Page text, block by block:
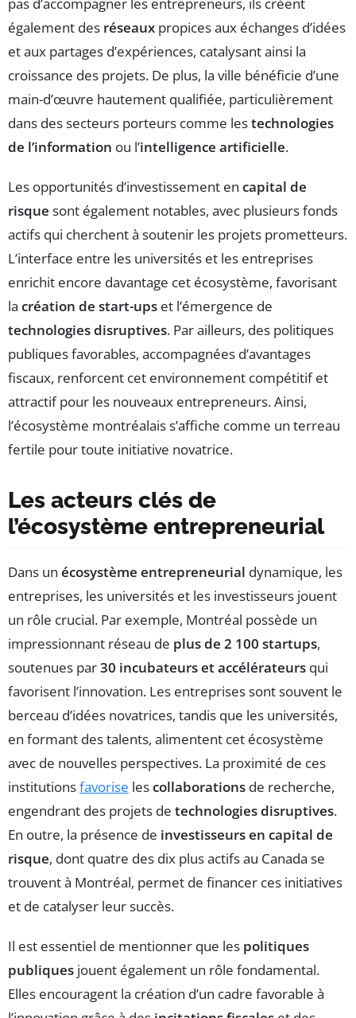
pas d’accompagner les entrepreneurs, ils créent
également des réseaux propices aux échanges d’idées
et aux partages d’expériences, catalysant ainsi la
croissance des projets. De plus, la ville bénéficie d’une
main-d’œuvre hautement qualifiée, particulièrement
dans des secteurs porteurs comme lestechnologies
de l’information ou l’intelligence artificielle.
Les opportunités d’investissement en capital de
risque sont également notables, avec plusieurs fonds
actifs qui cherchent à soutenir les projets prometteurs.
L’interface entre les universités et les entreprises
enrichit encore davantage cet écosystème, favorisant
la création de start-ups et l’émergence de
technologies disruptives. Par ailleurs, des politiques
publiques favorables, accompagnées d’avantages
fiscaux, renforcent cet environnement compétitif et
attractif pour les nouveaux entrepreneurs. Ainsi,
l’écosystème montréalais s’affiche comme un terreau
fertile pour toute initiative novatrice.
Les acteurs clés de
l’écosystème entrepreneurial
Dans un écosystème entrepreneurial dynamique, les
entreprises, les universités et les investisseurs jouent
un rôle crucial. Par exemple, Montréal possède un
impressionnant réseau de plus de 2 100 startups,
soutenues par30 incubateurs et accélérateurs qui
favorisent l’innovation. Les entreprises sont souvent le
berceau d’idées novatrices, tandis que les universités,
en formant des talents, alimentent cet écosystème
avec de nouvelles perspectives. La proximité de ces
institutionsfavorise lescollaborations de recherche,
engendrant des projets de technologies disruptives.
En outre, la présence de investisseurs en capital de
risque, dont quatre des dix plus actifs au Canada se
trouvent à Montréal, permet de financer ces initiatives
et de catalyser leur succès.
Il est essentiel de mentionner que les politiques
publiques jouent également un rôle fondamental.
Elles encouragent la création d’un cadre favorable à